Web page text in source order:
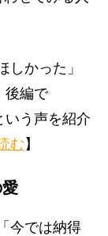
かった」
後編で
いう声を紹介
む】
今では納得